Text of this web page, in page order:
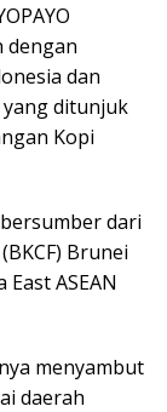
dengan
dan
yang ditunjuk
Kopi
dari
Brunei
ASEAN
menyambut
daerah